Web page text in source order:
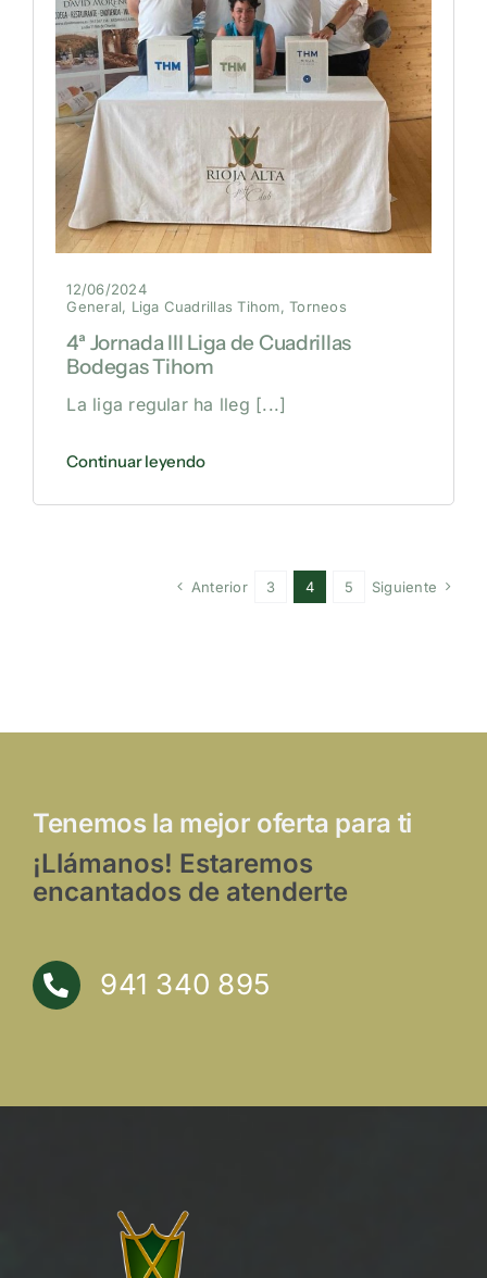
12/06/2024
General, Liga Cuadrillas Tihom,Torneos
4ª Jornada III Liga de Cuadrillas
Bodegas Tihom
La liga regular ha lleg [...]
Continuar leyendo
Anterior 3 4 5 Siguiente
Tenemos la mejor oferta para ti
¡Llámanos! Estaremos
encantados de atenderte
941 340 895